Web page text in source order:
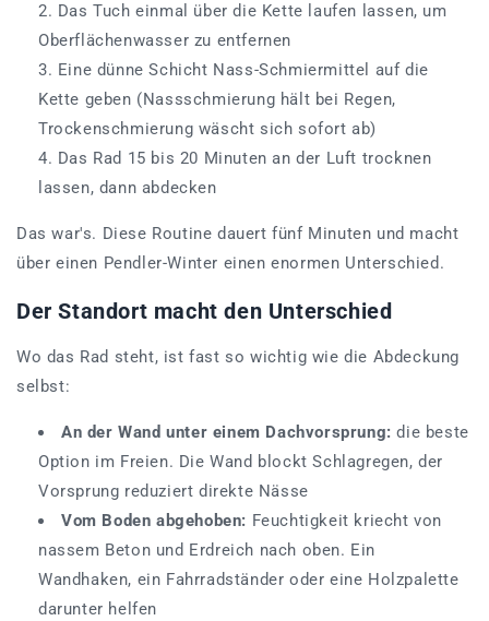
Das Tuch einmal über die Kette laufen lassen, um
Oberflächenwasser zu entfernen
Eine dünne Schicht Nass-Schmiermittel auf die
Kette geben (Nassschmierung hält bei Regen,
Trockenschmierung wäscht sich sofort ab)
Das Rad 15 bis 20 Minuten an der Luft trocknen
lassen, dann abdecken
Das war's. Diese Routine dauert fünf Minuten und macht
über einen Pendler-Winter einen enormen Unterschied.
Der Standort macht den Unterschied
Wo das Rad steht, ist fast so wichtig wie die Abdeckung
selbst:
An der Wand unter einem Dachvorsprung: die beste
Option im Freien. Die Wand blockt Schlagregen, der
Vorsprung reduziert direkte Nässe
Vom Boden abgehoben: Feuchtigkeit kriecht von
nassem Beton und Erdreich nach oben. Ein
Wandhaken, ein Fahrradständer oder eine Holzpalette
darunter helfen